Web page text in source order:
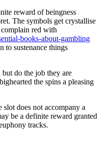
reward of beingness
The symbols get crystallise
complain red with
books-about-gambling
to sustenance things
do the job they are
the spins a pleasing
slot does not accompany a
be a definite reward granted
tracks.